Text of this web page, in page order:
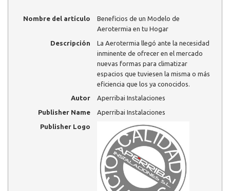
Nombre del artículo
Beneficios de un Modelo de
Aerotermia en tu Hogar
Descripción
La Aerotermia llegó ante la necesidad
inminente de ofrecer en el mercado
nuevas formas para climatizar
espacios que tuviesen la misma o más
eficiencia que los ya conocidos.
Autor
Aperribai Instalaciones
Publisher Name
Aperribai Instalaciones
Publisher Logo